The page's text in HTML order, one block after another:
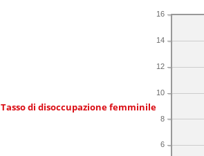
Tasso di disoccupazione femminile
6
8
10
12
14
16